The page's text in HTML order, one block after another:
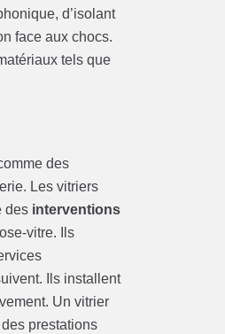
d’isolant
face aux chocs.
tels que
des
Les vitriers
des interventions
vitre. Ils
Ils installent
Un vitrier
prestations